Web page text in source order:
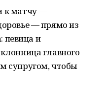
к матчу —
— прямо из
певица и
главного
супругом, чтобы